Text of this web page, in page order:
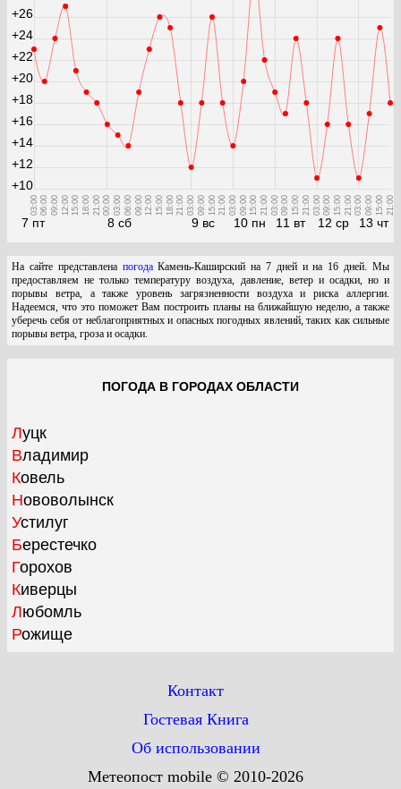
7 пт
03:0006:00 09:00 12:0015:00 18:00 21:00
8 сб
00:00 03:00 06:00 09:0012:00 15:00 18:0021:00
9 вс
03:00 09:00 15:0021:00
10 пн
03:00 09:0015:00 21:00
11 вт
03:0009:00 15:00 21:00
12 ср
03:0009:00 15:00 21:00
13 чт
03:00 09:00 15:00 21:00
+10
+12
+14
+16
+18
+20
+22
+24
+26
На сайте представлена погодаКамень-Каширский на 7 дней и на 16 дней. Мы
предоставляем не только температуру воздуха, давление, ветер и осадки, но и
порывы ветра, а также уровень загрязненности воздуха и риска аллергии.
Надеемся, что это поможет Вам построить планы на ближайшую неделю, а также
уберечь себя от неблагоприятных и опасных погодных явлений, таких как сильные
порывы ветра, гроза и осадки.
ПОГОДА В ГОРОДАХ ОБЛАСТИ
Луцк
Владимир
Ковель
Нововолынск
Устилуг
Берестечко
Горохов
Киверцы
Любомль
Рожище
Контакт
Гостевая Книга
Об использовании
Метеопост mobile © 2010-2026